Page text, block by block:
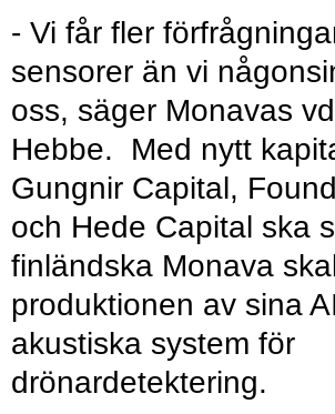
- Vi får fler
sensorer än vi
oss, säger Monavas
Hebbe. Med nytt
Gungnir Capital,
och Hede Capital ska
finländska Monava
produktionen av sina
akustiska system för
drönardetektering.